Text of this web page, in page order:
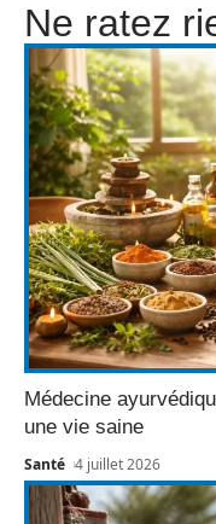
Ne ratez
Médecine
une vie saine
Santé 4 juillet 2026